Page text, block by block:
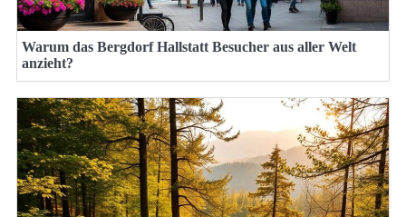
Warum das Bergdorf Hallstatt Besucher aus aller Welt
anzieht?